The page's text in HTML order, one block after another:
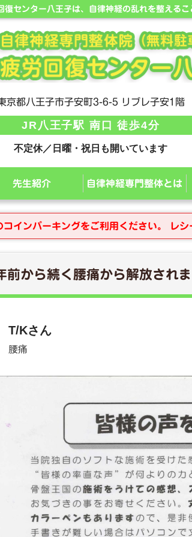
センター八王子は、自律神経の乱れを整えるこ
京都八王子市子安町3-6-5 リブレ子安1階
JR八王子駅 南口 徒歩4分
不定休／日曜・祝日も開いています
先生紹介 自律神経専門整体とは
インパーキングをご利用ください。 レ
前から続く腰痛から解放されま
T/Kさん
腰痛